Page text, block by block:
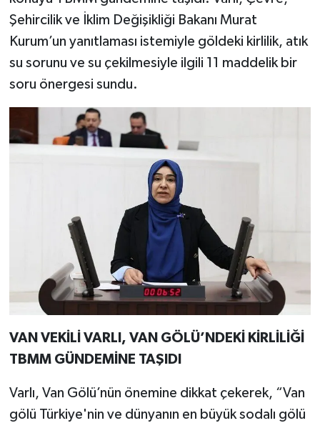
Şehircilik ve İklim Değişikliği Bakanı Murat
Kurum’un yanıtlaması istemiyle göldeki kirlilik, atık
su sorunu ve su çekilmesiyle ilgili 11 maddelik bir
soru önergesi sundu.
VAN VEKİLİ VARLI, VAN GÖLÜ’NDEKİ KİRLİLİĞİ
TBMM GÜNDEMİNE TAŞIDI
Varlı, Van Gölü’nün önemine dikkat çekerek, “Van
gölü Türkiye'nin ve dünyanın en büyük sodalı gölü